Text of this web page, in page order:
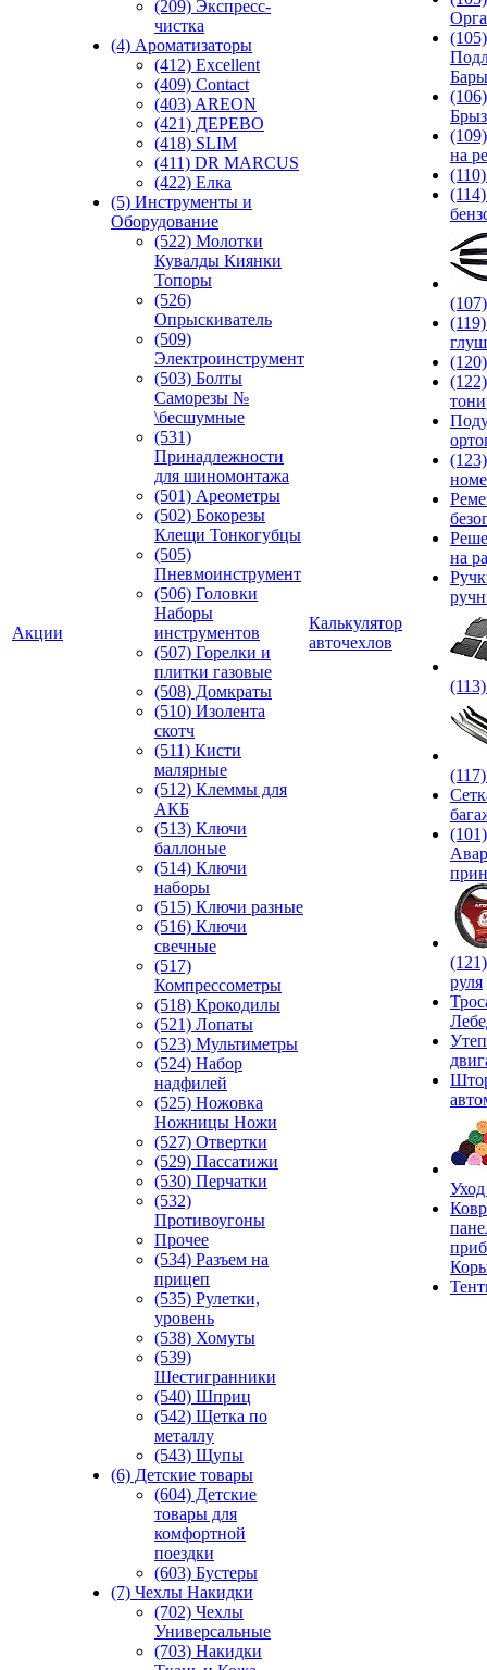
Акции
(209) Экспреcс-
чистка
(4) Ароматизаторы
(412) Excellent
(409) Contact
(403) AREON
(421) ДЕРЕВО
(418) SLIM
(411) DR MARCUS
(422) Елка
(5) Инструменты и
Оборудование
(522) Молотки
Кувалды Киянки
Топоры
(526)
Опрыскиватель
(509)
Электроинструмент
(503) Болты
Саморезы №
\бесшумные
(531)
Принадлежности
для шиномонтажа
(501) Ареометры
(502) Бокорезы
Клещи Тонкогубцы
(505)
Пневмоинструмент
(506) Головки
Наборы
инструментов
(507) Горелки и
плитки газовые
(508) Домкраты
(510) Изолента
скотч
(511) Кисти
малярные
(512) Клеммы для
АКБ
(513) Ключи
баллоные
(514) Ключи
наборы
(515) Ключи разные
(516) Ключи
свечные
(517)
Компрессометры
(518) Крокодилы
(521) Лопаты
(523) Мультиметры
(524) Набор
надфилей
(525) Ножовка
Ножницы Ножи
(527) Отвертки
(529) Пассатижи
(530) Перчатки
(532)
Противоугоны
Прочее
(534) Разъем на
прицеп
(535) Рулетки,
уровень
(538) Хомуты
(539)
Шестигранники
(540) Шприц
(542) Щетка по
металлу
(543) Щупы
(6) Детские товары
(604) Детские
товары для
комфортной
поездки
(603) Бустеры
(7) Чехлы Накидки
(702) Чехлы
Универсальные
(703) Накидки
Калькулятор
авточехлов
(105)
Бары
(106)
на
на
(101)
руля
Уход